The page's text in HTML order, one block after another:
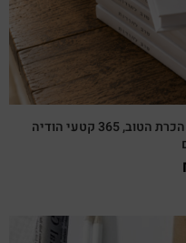
טוב להודות, ספר השראה ותרגול של הכרת הטוב, 365 קטעי הודיה